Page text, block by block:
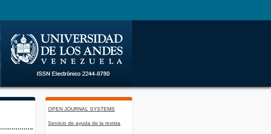
OPEN JOURNAL SYSTEMS
Servicio de ayuda de la revista